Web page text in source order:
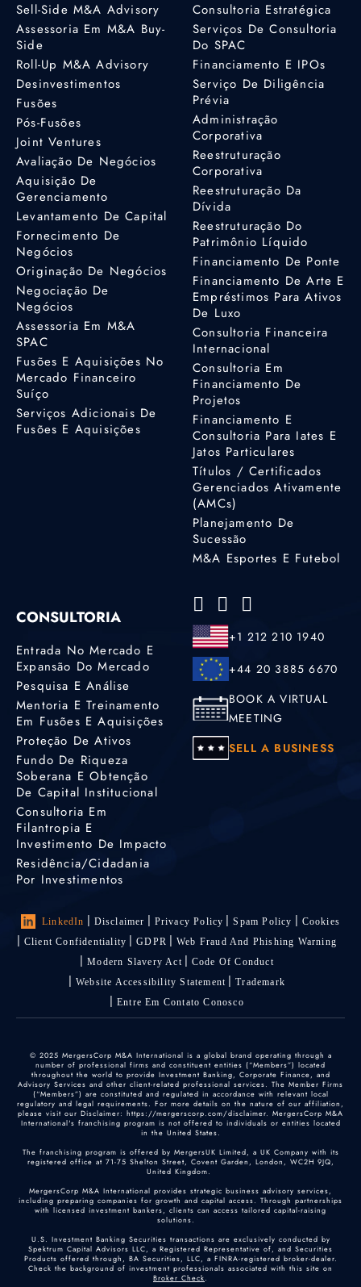
Sell-Side M&A Advisory
Assessoria Em M&A Buy-
Side
Roll-Up M&A Advisory
Desinvestimentos
Fusões
Pós-Fusões
Joint Ventures
Avaliação De Negócios
Aquisição De
Gerenciamento
Levantamento De Capital
Fornecimento De
Negócios
Originação De Negócios
Negociação De
Negócios
Assessoria Em M&A
SPAC
Fusões E Aquisições No
Mercado Financeiro
Suíço
Serviços Adicionais De
Fusões E Aquisições
Consultoria Estratégica
Serviços De Consultoria
Do SPAC
Financiamento E IPOs
Serviço De Diligência
Prévia
Administração
Corporativa
Reestruturação
Corporativa
Reestruturação Da
Dívida
Reestruturação Do
Patrimônio Líquido
Financiamento De Ponte
Financiamento De Arte E
Empréstimos Para Ativos
De Luxo
Consultoria Financeira
Internacional
Consultoria Em
Financiamento De
Projetos
Financiamento E
Consultoria Para Iates E
Jatos Particulares
Títulos / Certificados
Gerenciados Ativamente
(AMCs)
Planejamento De
Sucessão
M&A Esportes E Futebol
CONSULTORIA
Entrada No Mercado E
Expansão Do Mercado
Pesquisa E Análise
Mentoria E Treinamento
Em Fusões E Aquisições
Proteção De Ativos
Fundo De Riqueza
Soberana E Obtenção
De Capital Institucional
Consultoria Em
Filantropia E
Investimento De Impacto
Residência/cidadania
Por Investimentos
+1 212 210 1940
+44 20 3885 6670
BOOK A VIRTUAL
MEETING
SELL A BUSINESS
LinkedIn Disclaimer Privacy Policy Spam Policy
Cookies
Client Confidentiality
GDPR
Web Fraud And Phishing Warning
Modern Slavery Act
Code Of Conduct
Website Accessibility Statement
Trademark
Entre Em Contato Conosco
© 2025 MergersCorp M&A International is a global brand operating through a
number of professional firms and constituent entities (“Members”) located
throughout the world to provide Investment Banking, Corporate Finance, and
Advisory Services and other client-related professional services. The Member Firms
(“Members”) are constituted and regulated in accordance with relevant local
regulatory and legal requirements. For more details on the nature of our affiliation,
please visit our Disclaimer: https://mergerscorp.com/disclaimer. MergersCorp M&A
International's franchising program is not offered to individuals or entities located
in the United States.
The franchising program is offered by MergersUK Limited, a UK Company with its
registered office at 71-75 Shelton Street, Covent Garden, London, WC2H 9JQ,
United Kingdom.
MergersCorp M&A International provides strategic business advisory services,
including preparing companies for growth and capital access. Through partnerships
with licensed investment bankers, clients can access tailored capital-raising
solutions.
U.S. Investment Banking Securities transactions are exclusively conducted by
Spektrum Capital Advisors LLC, a Registered Representative of, and Securities
Products offered through, BA Securities, LLC, a FINRA-registered broker-dealer.
Check the background of investment professionals associated with this site on
Broker Check.